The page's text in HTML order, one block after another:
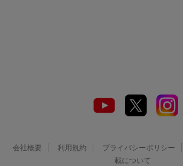
会社概要 利用規約 プライバシーポリシー
載について